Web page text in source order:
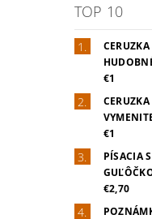
TOP 10
€1
€1
PÍSACIA
€2,70